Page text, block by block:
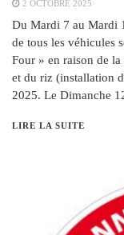
2 OCTOBRE 2025
Du Mardi 7 au Mardi
de tous les véhicules
Four » en raison de
et du riz (installation
2025. Le Dimanche
LIRE LA SUITE